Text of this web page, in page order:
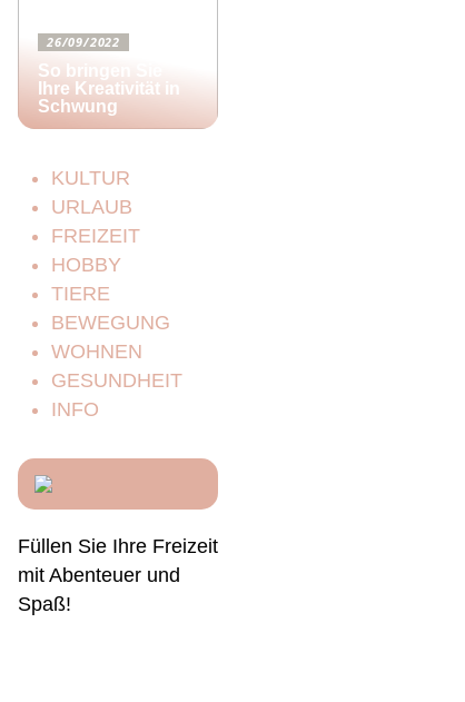
26/09/2022
So bringen Sie
Ihre Kreativität in
Schwung
KULTUR
URLAUB
FREIZEIT
HOBBY
TIERE
BEWEGUNG
WOHNEN
GESUNDHEIT
INFO
Füllen Sie Ihre Freizeit
mit Abenteuer und
Spaß!